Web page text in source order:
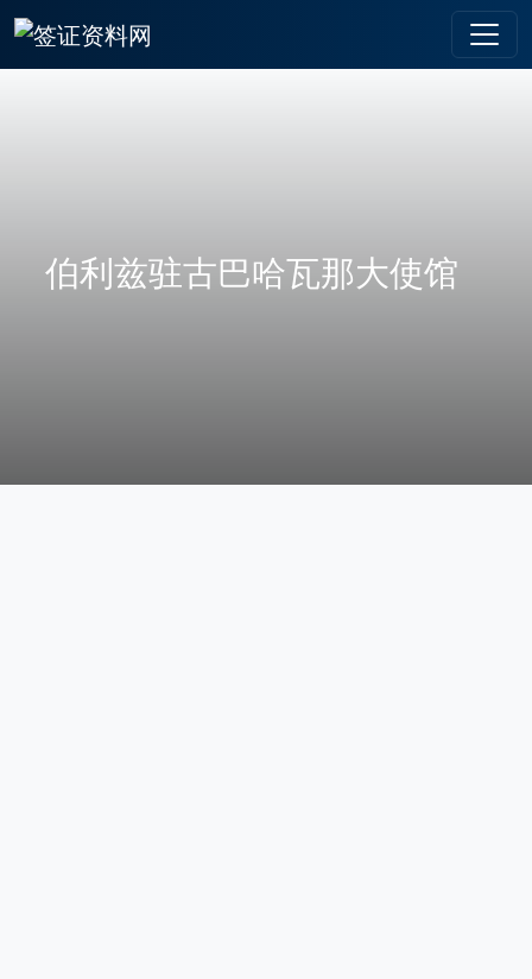
伯利兹驻古巴哈瓦那大使馆